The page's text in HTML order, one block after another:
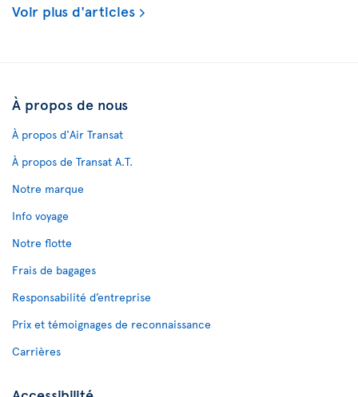
Voir plus d'articles
À propos de nous
À propos d'Air Transat
À propos de Transat A.T.
Notre marque
Info voyage
Notre flotte
Frais de bagages
Responsabilité d’entreprise
Prix et témoignages de reconnaissance
Carrières